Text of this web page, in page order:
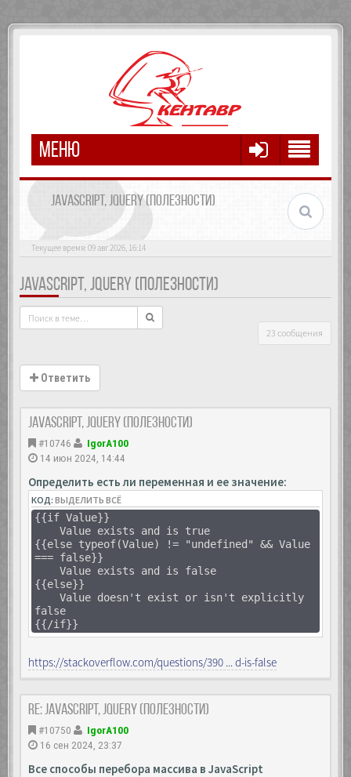
МЕНЮ
JAVASCRIPT, JQUERY (ПОЛЕЗНОСТИ)
Текущее время: 09 авг 2026, 16:14
JAVASCRIPT, JQUERY (ПОЛЕЗНОСТИ)
23 сообщения
Ответить
JavaScript, Jquery (полезности)
#10746
IgorA100
14 июн 2024, 14:44
Определить есть ли переменная и ее значение:
КОД:ВЫДЕЛИТЬ ВСЁ
{{if Value}}
Value exists and is true
{{else typeof(Value) != "undefined" && Value
=== false}}
Value exists and is false
{{else}}
Value doesn't exist or isn't explicitly
false
{{/if}}
https://stackoverflow.com/questions/390 ... d-is-false
Re: JavaScript, Jquery (полезности)
#10750
IgorA100
16 сен 2024, 23:37
Все способы перебора массива в JavaScript